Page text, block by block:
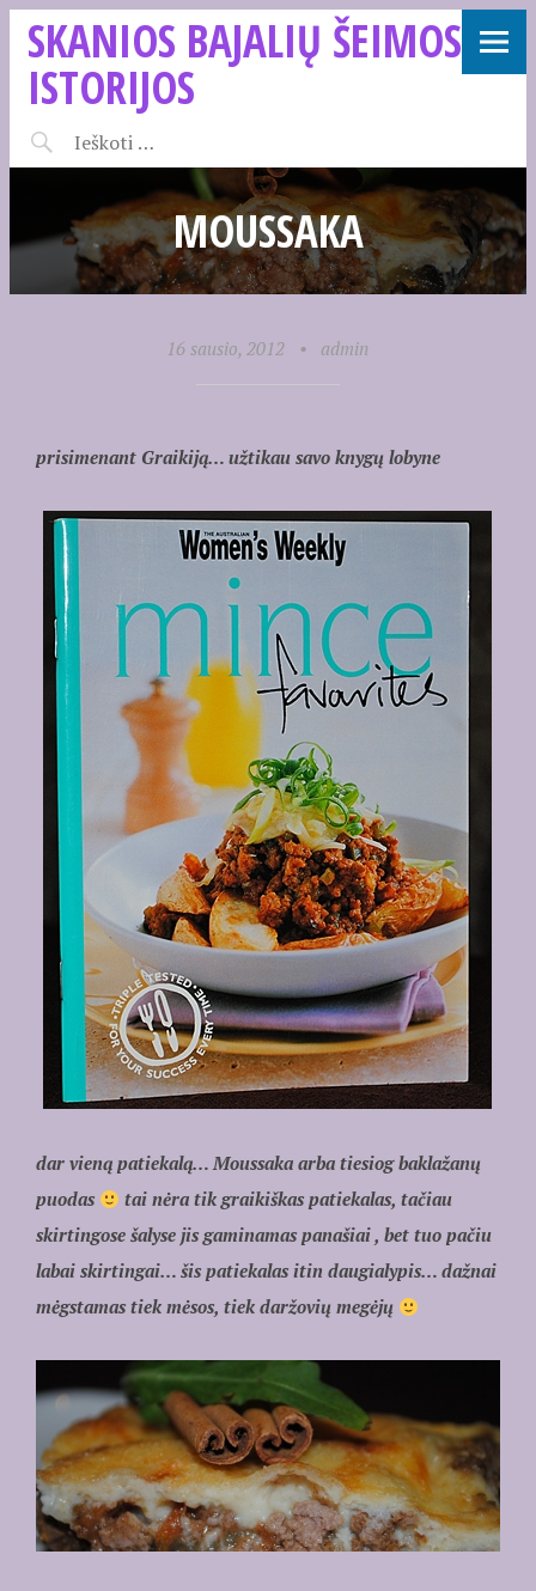
SKANIOS BAJALIŲ ŠEIMOS
ISTORIJOS
MOUSSAKA
16 sausio, 2012 • admin
prisimenant Graikiją… užtikau savo knygų lobyne
dar vieną patiekalą… Moussaka arba tiesiog baklažanų
puodas
tai nėra tik graikiškas patiekalas, tačiau
skirtingose šalyse jis gaminamas panašiai , bet tuo pačiu
labai skirtingai… šis patiekalas itin daugialypis… dažnai
mėgstamas tiek mėsos, tiek daržovių megėjų